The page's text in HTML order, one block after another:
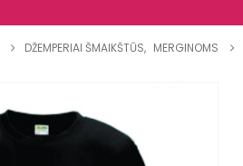
DŽEMPERIAI ŠMAIKŠTŪS, MERGINOMS